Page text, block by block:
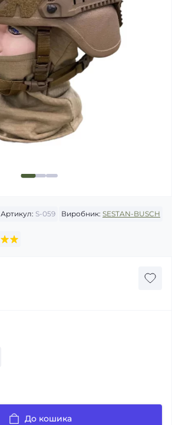
Артикул: S-059 Виробник: SESTAN-BUSCH
До кошика